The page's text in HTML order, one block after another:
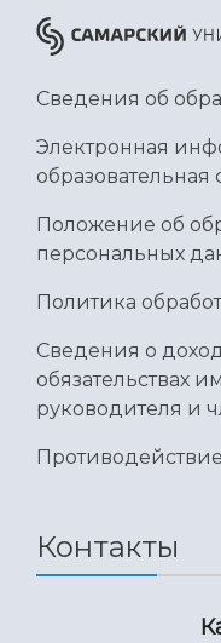
Сведения об
Электронная
образовательная
Положение об
персональных
Политика
Сведения о
обязательствах
руководителя и
Контакты